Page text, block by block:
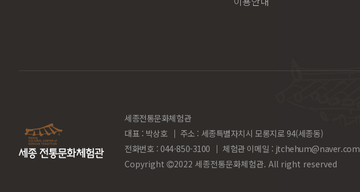
세종전통문화체험관
대표 : 박상호
주소 : 세종특별자치시 모롱지로 94(세종동)
전화번호 : 044-850-3100
체험관 이메일 : jtchehum@naver.com
Copyright
2022 세종전통문화체험관. All right reserved